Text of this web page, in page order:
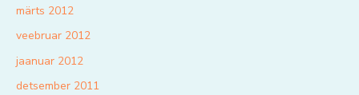
märts 2012
veebruar 2012
jaanuar 2012
detsember 2011